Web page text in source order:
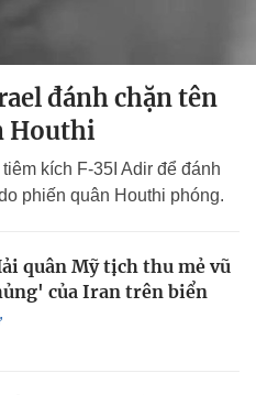
đánh chặn tên
Houthi
kích F-35I Adir để đánh
phiến quân Houthi phóng.
quân Mỹ tịch thu mẻ vũ
của Iran trên biển